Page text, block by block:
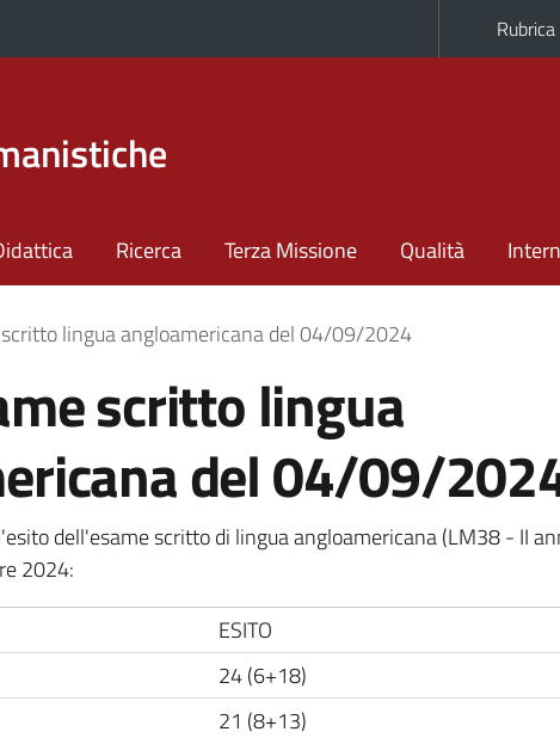
Rubrica
Ricerca Terza Missione Qualità
lingua angloamericana del 04/09/2024
scritto lingua
del 04/09/
dell'esame scritto di lingua angloamericana (LM38 - II
2024:
ESITO
24 (6+18)
21 (8+13)